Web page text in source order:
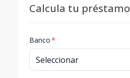
Calcula tu préstamo
Banco*